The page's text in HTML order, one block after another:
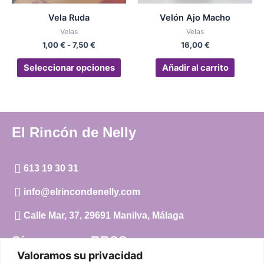
Valoramos su privacidad
Vela Ruda
Velas
1,00€ -7,50€
Seleccionar opciones
de
Velón Ajo Macho
Velas
16,00€
Añadir al carrito
El Rincón de Nelly
613 19 30 31
info@elrincondenelly.com
Calle Mar, 37, 29691 Manilva, Málaga
Síguenos en RRSS